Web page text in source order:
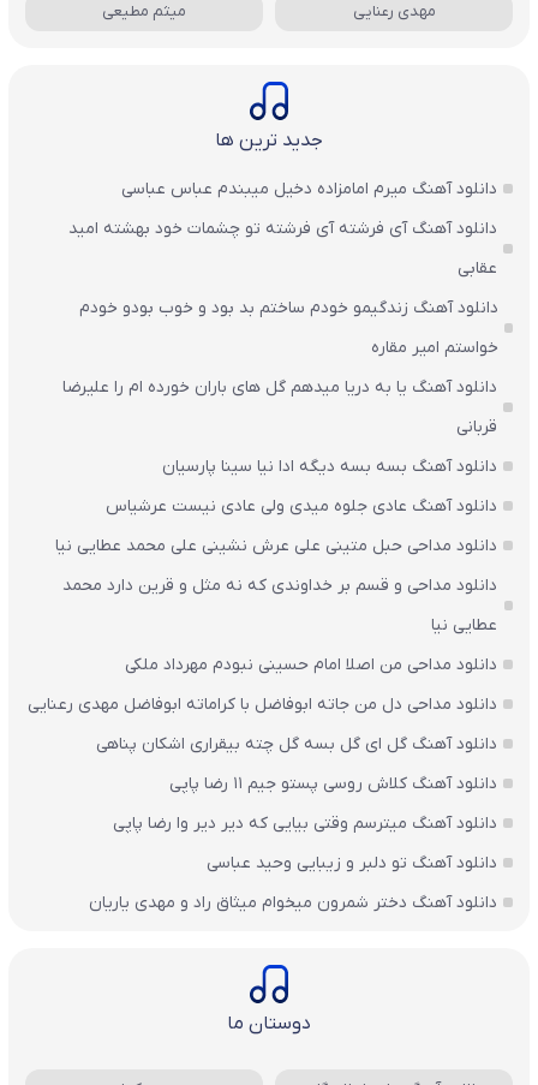
مهدی رعنایی میثم مطیعی
جدید ترین ها
دانلود آهنگ میرم امامزاده دخیل میبندم عباس عباسی
دانلود آهنگ آی فرشته آی فرشته تو چشمات خود بهشته امید
عقابی
دانلود آهنگ زندگیمو خودم ساختم بد بود و خوب بودو خودم
خواستم امیر مقاره
دانلود آهنگ یا به دریا میدهم گل های باران‌ خورده ام را علیرضا
قربانی
دانلود آهنگ بسه بسه دیگه ادا نیا سینا پارسیان
دانلود آهنگ عادی جلوه میدی ولی عادی نیست عرشیاس
دانلود مداحی حبل متینی علی عرش نشینی علی محمد عطایی نیا
دانلود مداحی و قسم بر خداوندی که نه مثل و قرین دارد محمد
عطایی نیا
دانلود مداحی من اصلا امام حسینی نبودم مهرداد ملکی
دانلود مداحی دل من جاته ابوفاضل با کراماته ابوفاضل مهدی رعنایی
دانلود آهنگ گل ای گل بسه گل چته بیقراری اشکان پناهی
دانلود آهنگ کلاش روسی پستو جیم ۱۱ رضا پاپی
دانلود آهنگ میترسم وقتی بیایی که دیر دیر وا رضا پاپی
دانلود آهنگ تو دلبر و زیبایی وحید عباسی
دانلود آهنگ دختر شمرون میخوام میثاق راد و مهدی یاریان
دوستان ما